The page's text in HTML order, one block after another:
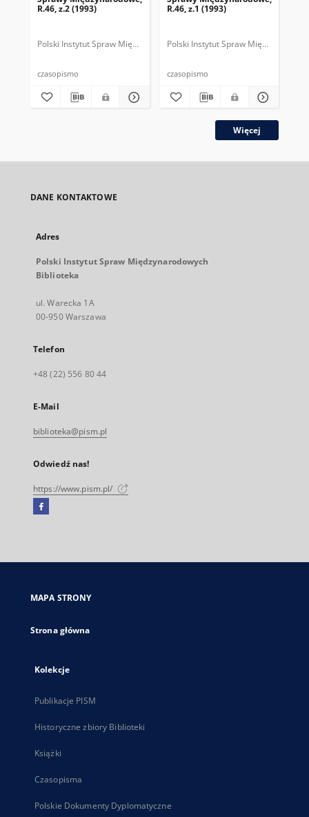
R.46, z.2 (1993)
Polski Instytut Spraw Międzynarodowych. Polska Fundacja Spraw
czasopismo
R.46, z.1 (1993)
Polski Instytut Spraw
czasopismo
Więcej
DANE KONTAKTOWE
Adres
Polski Instytut Spraw Międzynarodowych
Biblioteka
ul. Warecka 1A
00-950 Warszawa
Telefon
+48 (22) 556 80 44
E-Mail
biblioteka@pism.pl
Odwiedź nas!
https://www.pism.pl/
Facebook
się
karcie
MAPA STRONY
Strona główna
Kolekcje
Publikacje PISM
Historyczne zbiory Biblioteki
Książki
Czasopisma
Polskie Dokumenty Dyplomatyczne